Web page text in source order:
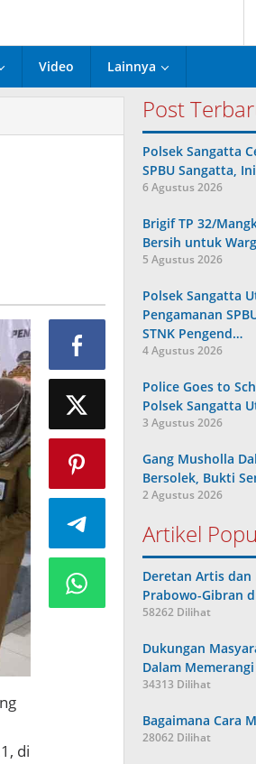
Video Lainnya
di
Post
Polsek Sangatta
SPBU Sangatta,
6 Agustus 2026
Brigif TP 32/
Bersih untuk
5 Agustus 2026
Polsek Sangatta
Pengamanan
STNK Pengend…
4 Agustus 2026
Police Goes to
Polsek Sangatta
3 Agustus 2026
Gang Musholla
Bersolek, Bukti
2 Agustus 2026
Artikel
Deretan Artis
Prabowo-Gibran
58262 Dilihat
Dukungan
Dalam
34313 Dilihat
Bagaimana Cara
28062 Dilihat